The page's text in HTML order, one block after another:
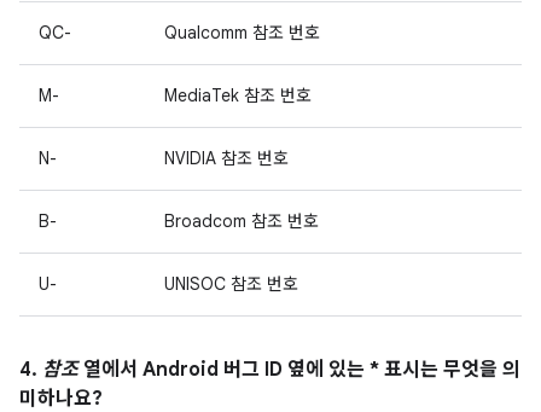
QC- Qualcomm 참조 번호
M- MediaTek 참조 번호
N- NVIDIA 참조 번호
B- Broadcom 참조 번호
U- UNISOC 참조 번호
4. 참조열에서 Android 버그 ID 옆에 있는 * 표시는 무엇을 의
미하나요?